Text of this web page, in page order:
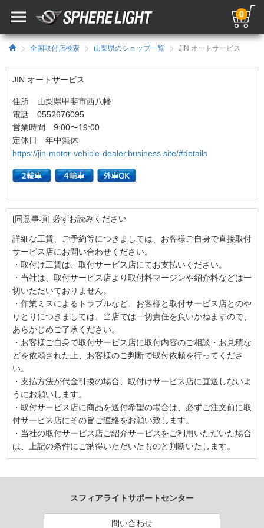
0
全国取付店検索 山梨県のショップ一覧 JIN オートサービス
JIN オートサービス
住所 山梨県甲斐市西八幡
電話 0552676095
営業時間 9:00〜19:00
定休日 年中無休
https://jin-motor-vehicle-dealer.business.site/#details
[同意事項] 必ずお読みください
詳細な工賃、ご予約等につきましては、お客様ご自身で直接取付
サービス店にお問い合わせください。
・取付け工賃は、取付サービス店にてお支払いください。
・当社は、取付サービス店より取付料マージンや紹介料などは一
切いただいておりません。
・作業ミスによるトラブルなど、お客様と取付サービス店とのや
りとりにつきましては、当店では一切責任を負いかねますので、
あらかじめご了承ください。
・お客様ご自身で取付サービス店に取付内容のご相談・お見積な
どを依頼された上、お客様のご判断で取付依頼を行ってくださ
い。
・支払方法が代金引換の場合、取付けサービス店に直送しないよ
うにお願いします。
・取付サービス店に商品を送付希望の場合は、必ずご注文前に取
付サービス店にその旨ご連絡をお願い致します。
・当社の取付サービス店ご紹介サービスをご利用いただいた場合
は、上記の条件にご納得いただいたものと判断いたします。
スフィアライトサポートセンター
問い合わせ